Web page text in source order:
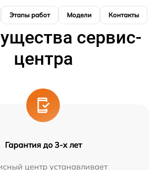
Этапы работ Модели Контакты
сервис-
центра
Гарантия до 3-х лет
центр устанавливает